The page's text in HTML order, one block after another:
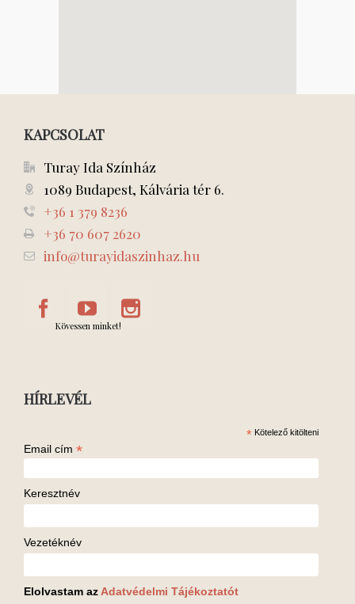
KAPCSOLAT
Turay Ida Színház
1089 Budapest, Kálvária tér 6.
+36 1 379 8236
+36 70 607 2620
info@turayidaszinhaz.hu
Kövessen minket!
HÍRLEVÉL
* Kötelező kitölteni
Email cím *
Keresztnév
Vezetéknév
Elolvastam az Adatvédelmi Tájékoztatót